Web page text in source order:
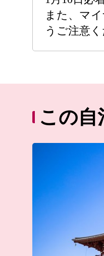
また、マ
うご注意く
この自